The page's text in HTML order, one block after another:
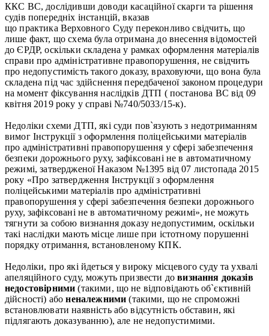
ККС ВС, дослідивши доводи касаційної скарги та рішення
судів попередніх інстанцій, вказав
що практика Верховного Суду переконливо свідчить, що
лише факт, що схема була отримана до внесення відомостей
до ЄРДР, оскільки складена у рамках оформлення матеріалів
справи про адміністративне правопорушення, не свідчить
про недопустимість такого доказу, враховуючи, що вона була
складена під час здійснення передбаченої законом процедури
на момент фіксування наслідків ДТП ( постанова ВС від 09
квітня 2019 року у справі №740/5033/15-к).
Недоліки схеми ДТП, які суди пов`язують з недотриманням
вимог Інструкції з оформлення поліцейськими матеріалів
про адміністративні правопорушення у сфері забезпечення
безпеки дорожнього руху, зафіксовані не в автоматичному
режимі, затвердженої Наказом №1395 від 07 листопада 2015
року «Про затвердження Інструкції з оформлення
поліцейськими матеріалів про адміністративні
правопорушення у сфері забезпечення безпеки дорожнього
руху, зафіксовані не в автоматичному режимі», не можуть
тягнути за собою визнання доказу недопустимим, оскільки
такі наслідки мають місце лише при істотному порушенні
порядку отримання, встановленому КПК.
Недоліки, про які йдеться у вироку місцевого суду та ухвалі
апеляційного суду, можуть призвести довизнання доказів
недостовірними (такими, що не відповідають об`єктивній
дійсності) або неналежними(такими, що не спроможні
встановлювати наявність або відсутність обставин, які
підлягають доказуванню), але не недопустимими.